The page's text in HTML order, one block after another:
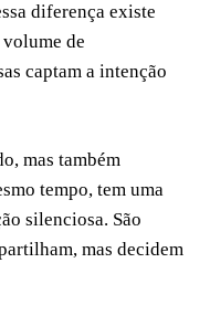
diferença existe
volume de
captam a intenção
mas também
tempo, tem uma
silenciosa. São
mas decidem